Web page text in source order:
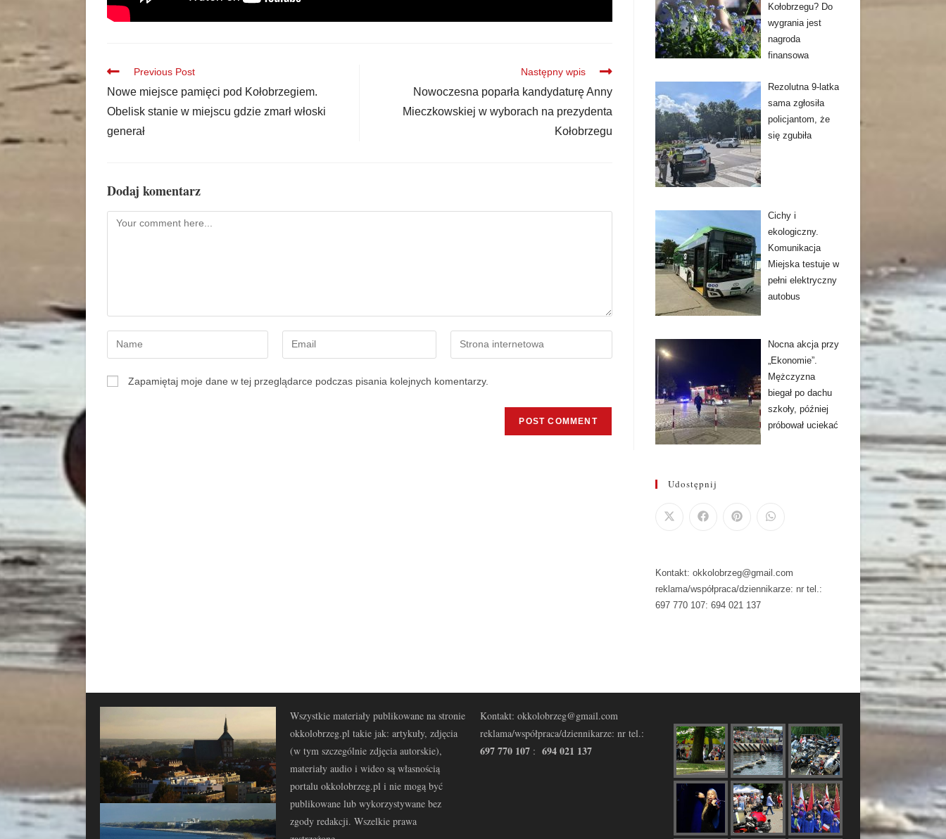
Previous Post
Nowe miejsce pamięci pod Kołobrzegiem.
Obelisk stanie w miejscu gdzie zmarł włoski
generał
Następny wpis
Nowoczesna poparła kandydaturę Anny
Mieczkowskiej w wyborach na prezydenta
Kołobrzegu
Dodaj komentarz
Zapamiętaj moje dane w tej przeglądarce podczas pisania kolejnych komentarzy.
Kołobrzegu? Do
wygrania jest
nagroda
finansowa
Rezolutna 9-latka
sama zgłosiła
policjantom, że
się zgubiła
Cichy i
ekologiczny.
Komunikacja
Miejska testuje w
pełni elektryczny
autobus
Nocna akcja przy
„Ekonomie”.
Mężczyzna
biegał po dachu
szkoły, później
próbował uciekać
Udostępnij
Kontakt: okkolobrzeg@gmail.com
reklama/współpraca/dziennikarze: nr tel.:
697 770 107: 694 021 137
Wszystkie materiały publikowane na stronie
okkolobrzeg.pl takie jak: artykuły, zdjęcia
(w tym szczególnie zdjęcia autorskie),
materiały audio i wideo są własnością
portalu okkolobrzeg.pl i nie mogą być
publikowane lub wykorzystywane bez
zgody redakcji. Wszelkie prawa
Kontakt: okkolobrzeg@gmail.com
reklama/współpraca/dziennikarze: nr tel.:
697 770 107 : 694 021 137